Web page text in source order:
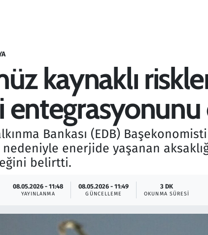
kaynaklı
entegrasyonunu
Bankası (EDB)
enerjide yaşanan
belirtti.
08.05.2026 - 11:48
YAYINLANMA
08.05.2026 - 11:49
GÜNCELLEME
3 DK
OKUNMA SÜRESI